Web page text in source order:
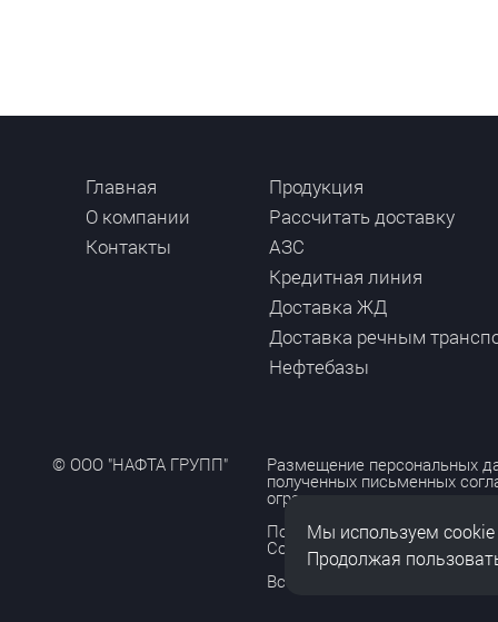
Главная
О компании
Контакты
Продукция
Рассчитать доставку
АЗС
Кредитная линия
Доставка ЖД
Доставка речным
Нефтебазы
© ООО "НАФТА ГРУПП" Размещение персональных
полученных письменных
ограничено и допускается
Политика обработки
Согласие на обработку
Все права защищены
Мы используем cookie
Продолжая